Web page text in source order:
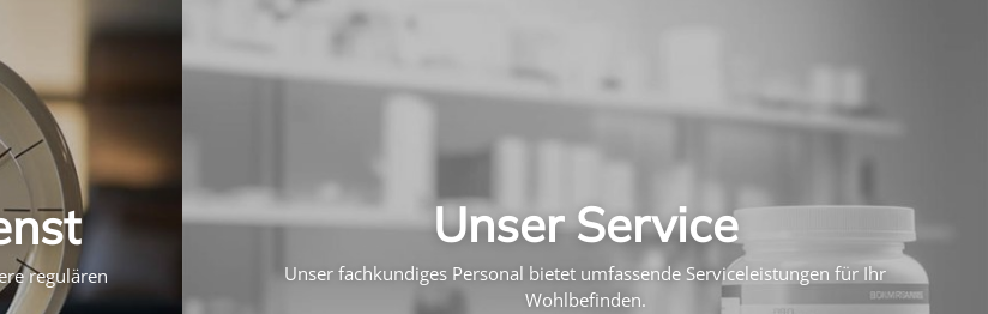
regulären
Unser Service
Unser fachkundiges Personal bietet umfassende Serviceleistungen für Ihr
Wohlbefinden.